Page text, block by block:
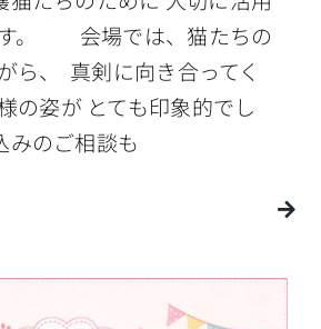
す。 会場では、猫たちの
ら、 真剣に向き合ってく
の姿が とても印象的でし
のご相談も